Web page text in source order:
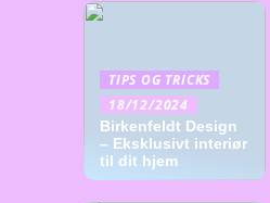
TIPS OG TRICKS
18/12/2024
Birkenfeldt Design
– Eksklusivt interiør
til dit hjem